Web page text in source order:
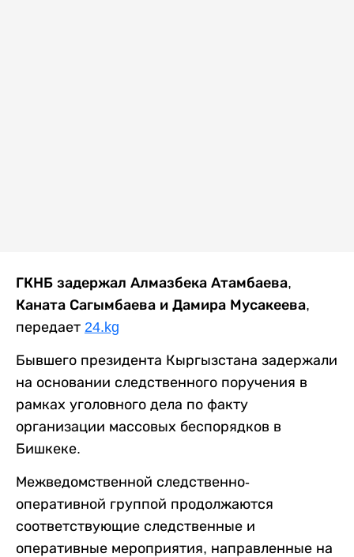
ГКНБ задержал Алмазбека Атамбаева,
Каната Сагымбаева и Дамира Мусакеева,
передает 24.kg
Бывшего президента Кыргызстана задержали
на основании следственного поручения в
рамках уголовного дела по факту
организации массовых беспорядков в
Бишкеке.
Межведомственной следственно-
оперативной группой продолжаются
соответствующие следственные и
оперативные мероприятия, направленные на